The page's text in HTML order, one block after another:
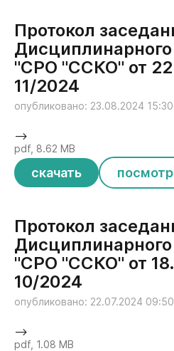
Протокол
"СРО "ССКО" от
11/2024
опубликовано: 23.08.2024
скачать
-->
pdf, 8.62 MB
Протокол
"СРО "ССКО" от
10/2024
опубликовано: 22.07.2024
-->
pdf, 1.08 MB